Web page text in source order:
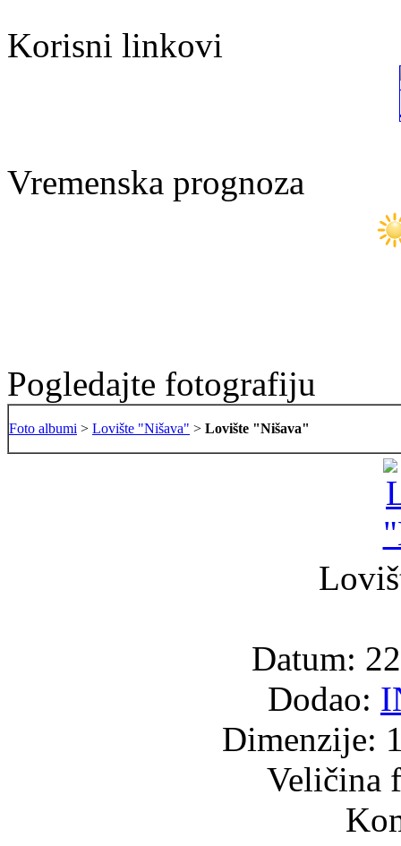
Korisni linkovi
Vremenska prognoza
Pogledajte fotografiju
Foto albumi > Lovište "Nišava" > Lovište "Nišava"
Datum:
Dodao:
Dimenzije:
Veličina